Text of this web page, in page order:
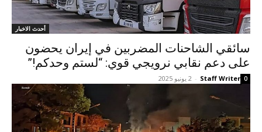
أحدث الاخبار
سائقي الشاحنات المضربین في إيران یحضون
علی دعم نقابي نرویجي قوي: “لستم وحدكم!”
Staff Writer
- 2 يونيو 2025 0